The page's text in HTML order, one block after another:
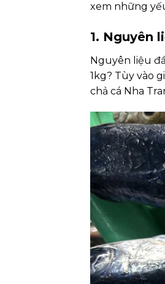
xem những
1. Nguyên
Nguyên liệu
1kg? Tùy vào
chả cá Nha